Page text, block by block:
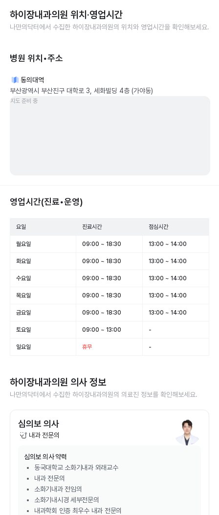
하이장내과의원 위치·영업시간
나만의닥터에서 수집한 하이장내과의원의 위치와 영업시간을 확인해보세요.
병원 위치•주소
동의대역
부산광역시 부산진구 대학로 3, 세화빌딩 4층 (가야동)
지도 준비 중
영업시간(진료•운영)
요일 진료시간 점심시간
월요일 09:00 ~ 18:30 13:00 ~ 14:00
화요일 09:00 ~ 18:30 13:00 ~ 14:00
수요일 09:00 ~ 18:30 13:00 ~ 14:00
목요일 09:00 ~ 18:30 13:00 ~ 14:00
금요일 09:00 ~ 18:30 13:00 ~ 14:00
토요일 09:00 ~ 13:00 -
일요일 휴무 -
하이장내과의원 의사 정보
나만의닥터에서 수집한 하이장내과의원의 의료진 정보를 확인해보세요.
심의보 의사
내과 전문의
심의보 의사 약력
동국대학교 소화기내과 외래교수
내과 전문의
소화기내과 전임의
소화기내시경 세부전문의
내과학회 인증 최우수 내과 전문의